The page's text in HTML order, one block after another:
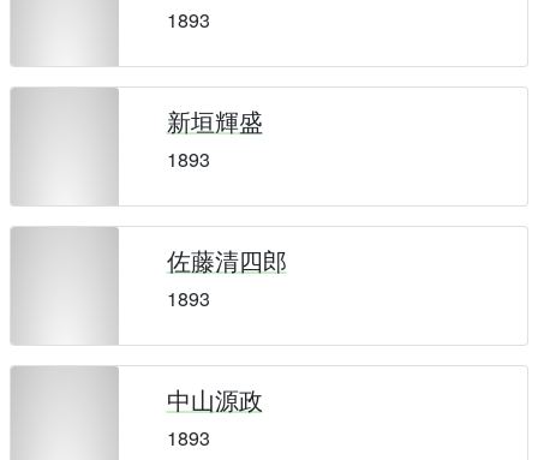
1893
新垣輝盛
1893
佐藤清四郎
1893
中山源政
1893